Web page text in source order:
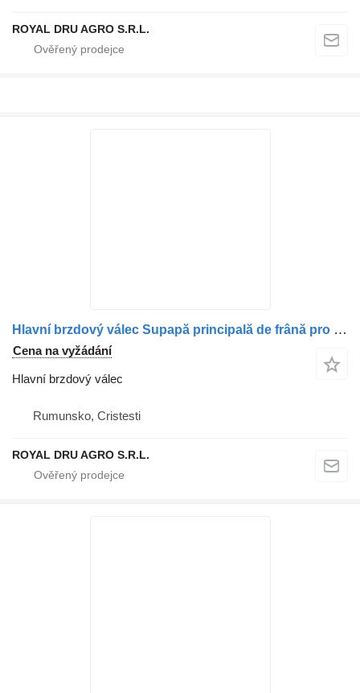
ROYAL DRU AGRO S.R.L.
Hlavní brzdový válec Supapă principală de frână pro nákladní auta Renault – Coduri OE: 7421327357, 7422085773, 21327357
Cena na vyžádání
Hlavní brzdový válec
Rumunsko, Cristesti
ROYAL DRU AGRO S.R.L.